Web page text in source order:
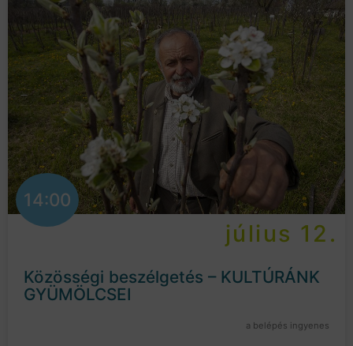
14:00
július 12.
Közösségi beszélgetés – KULTÚRÁNK
GYÜMÖLCSEI
a belépés ingyenes